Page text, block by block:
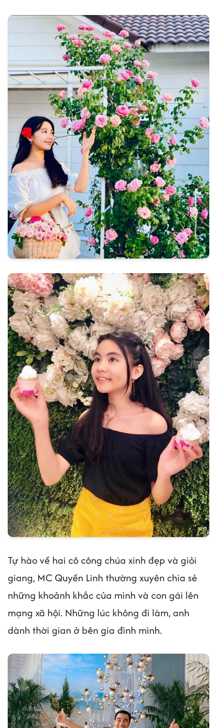
Tự hào về hai cô công chúa xinh đẹp và giỏi
giang, MC Quyền Linh thường xuyên chia sẻ
những khoảnh khắc của mình và con gái lên
mạng xã hội. Những lúc không đi làm, anh
dành thời gian ở bên gia đình mình.